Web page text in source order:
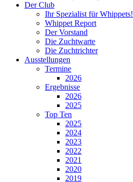
Der Club
Ihr Spezialist für Whippets!
Whippet Report
Der Vorstand
Die Zuchtwarte
Die Zuchtrichter
Ausstellungen
Termine
2026
Ergebnisse
2026
2025
Top Ten
2025
2024
2023
2022
2021
2020
2019